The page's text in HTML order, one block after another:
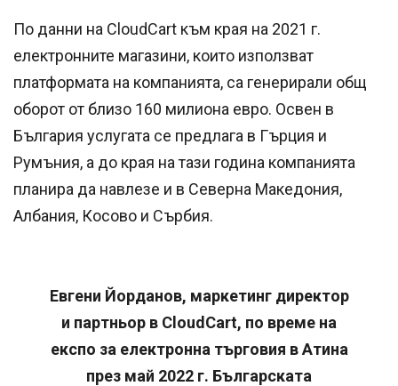
По данни на CloudCart към края на 2021 г.
електронните магазини, които използват
платформата на компанията, са генерирали общ
оборот от близо 160 милиона евро. Освен в
България услугата се предлага в Гърция и
Румъния, а до края на тази година компанията
планира да навлезе и в Северна Македония,
Албания, Косово и Сърбия.
Евгени Йорданов, маркетинг директор
и партньор в CloudCart, по време на
експо за електронна търговия в Атина
през май 2022 г. Българската